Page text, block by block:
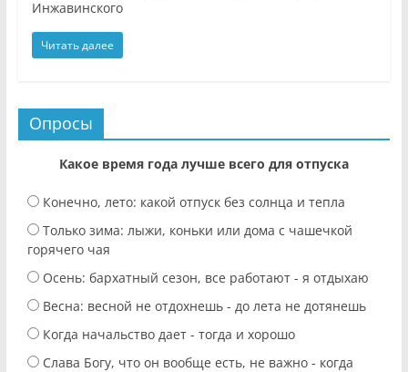
Инжавинского
Читать далее
Опросы
Какое время года лучше всего для отпуска
Конечно, лето: какой отпуск без солнца и тепла
Только зима: лыжи, коньки или дома с чашечкой
горячего чая
Осень: бархатный сезон, все работают - я отдыхаю
Весна: весной не отдохнешь - до лета не дотянешь
Когда начальство дает - тогда и хорошо
Слава Богу, что он вообще есть, не важно - когда